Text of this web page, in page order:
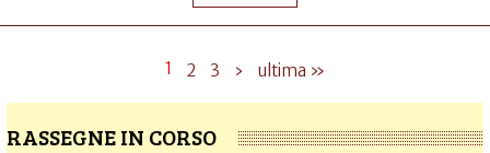
1 2 3 › ultima »
RASSEGNE IN CORSO